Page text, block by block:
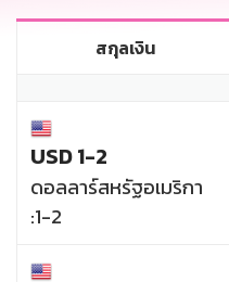
สกุลเงิน
USD 1-2
ดอลลาร์สหรัฐอเมริกา
:1-2